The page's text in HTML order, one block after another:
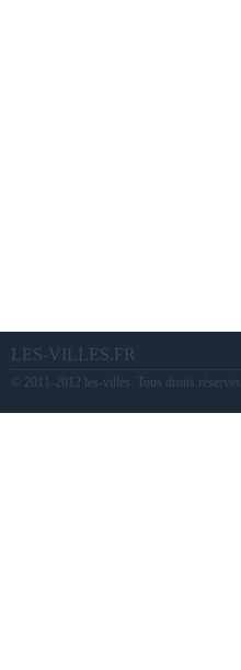
LES-VILLES.FR
© 2011-2012 les-villes. Tous droits réservés.